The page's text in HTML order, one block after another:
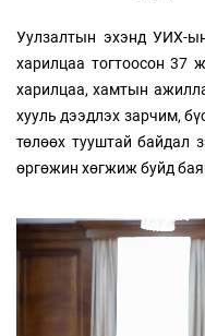
Уулзалтын эхэнд УИХ-
харилцаа тогтоосон 37
харилцаа, хамтын
хууль дээдлэх зарчим,
төлөөх тууштай байдал
өргөжин хөгжиж буйд